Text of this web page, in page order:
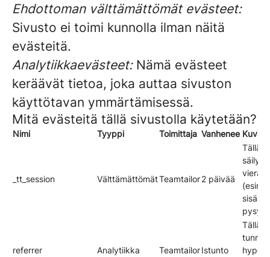
Ehdottoman välttämättömät evästeet:
Sivusto ei toimi kunnolla ilman näitä
evästeitä.
Analytiikkaevästeet:Nämä evästeet
keräävät tietoa, joka auttaa sivuston
käyttötavan ymmärtämisessä.
Mitä evästeitä tällä sivustolla käytetään?
Nimi Tyyppi Toimittaja Vanhenee
_tt_session VälttämättömätTeamtailor2 päivää
Tällä
(esim.
referrer Analytiikka TeamtailorIstunto
Tällä